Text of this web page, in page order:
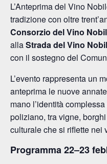
L’Anteprima del Vino
tradizione con oltre
Consorzio del Vino
allaStrada del Vino
con il sostegno del
L’evento rappresenta un
anteprima le nuove
mano l’identità
poliziano, tra vigne,
culturale che si riflette nei
Programma 22–23